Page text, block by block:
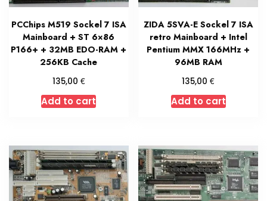
PCChips M519 Sockel 7 ISA
Mainboard + ST 6×86
P166+ + 32MB EDO-RAM +
256KB Cache
135,00 €
Add to cart
ZIDA 5SVA-E Sockel 7 ISA
retro Mainboard + Intel
Pentium MMX 166MHz +
96MB RAM
135,00€
Add to cart